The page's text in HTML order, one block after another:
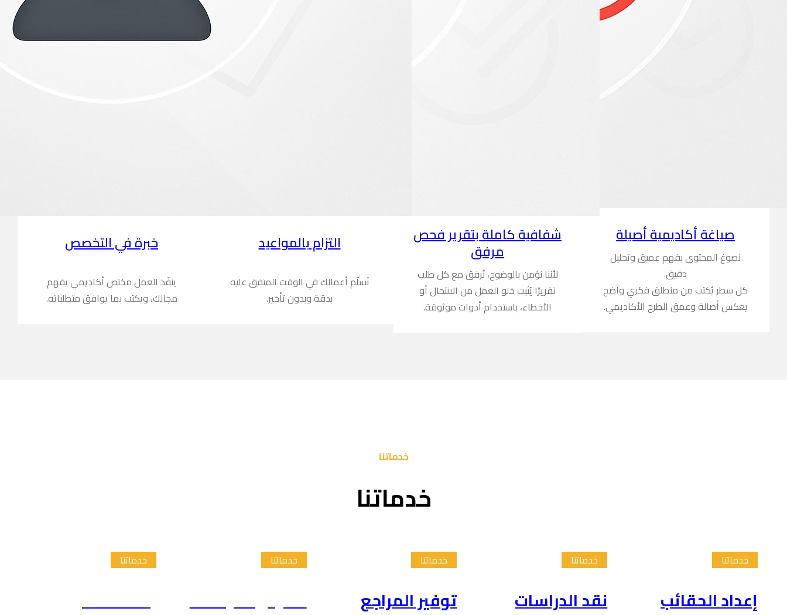
صياغة أكاديمية أصيلة
نصوغ المحتوى بفهم عميق وتحليل
دقيق.
كل سطر يُكتب من منطلق فكري واضح
يعكس أصالة وعمق الطرح الأكاديمي.
شفافية كاملة بتقرير فحص
مرفق
لأننا نؤمن بالوضوح، نُرفق مع كل طلب
تقريرًا يُثبت خلو العمل من الانتحال أو
الأخطاء، باستخدام أدوات موثوقة.
التزام بالمواعيد
نُسلّم أعمالك في الوقت المتفق عليه
بدقة وبدون تأخير.
خبرة في التخصص
ينفّذ العمل مختص أكاديمي يفهم
مجالك، ويكتب بما يوافق متطلباته.
خدماتنا
خدماتنا
خدماتنا
إعداد الحقائب
خدماتنا
نقد الدراسات
خدماتنا
توفير المراجع
خدماتنا
تلخيص الدراسات
خدماتنا
إعداد الاطار